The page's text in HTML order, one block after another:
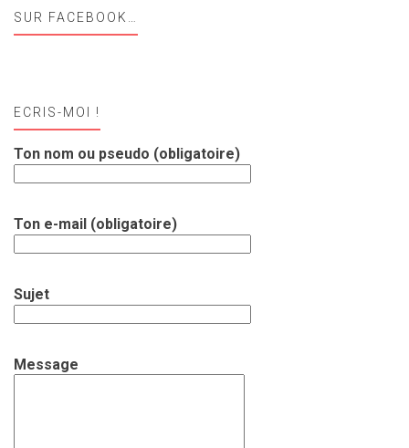
SUR FACEBOOK…
ECRIS-MOI !
Ton nom ou pseudo (obligatoire)
Ton e-mail (obligatoire)
Sujet
Message